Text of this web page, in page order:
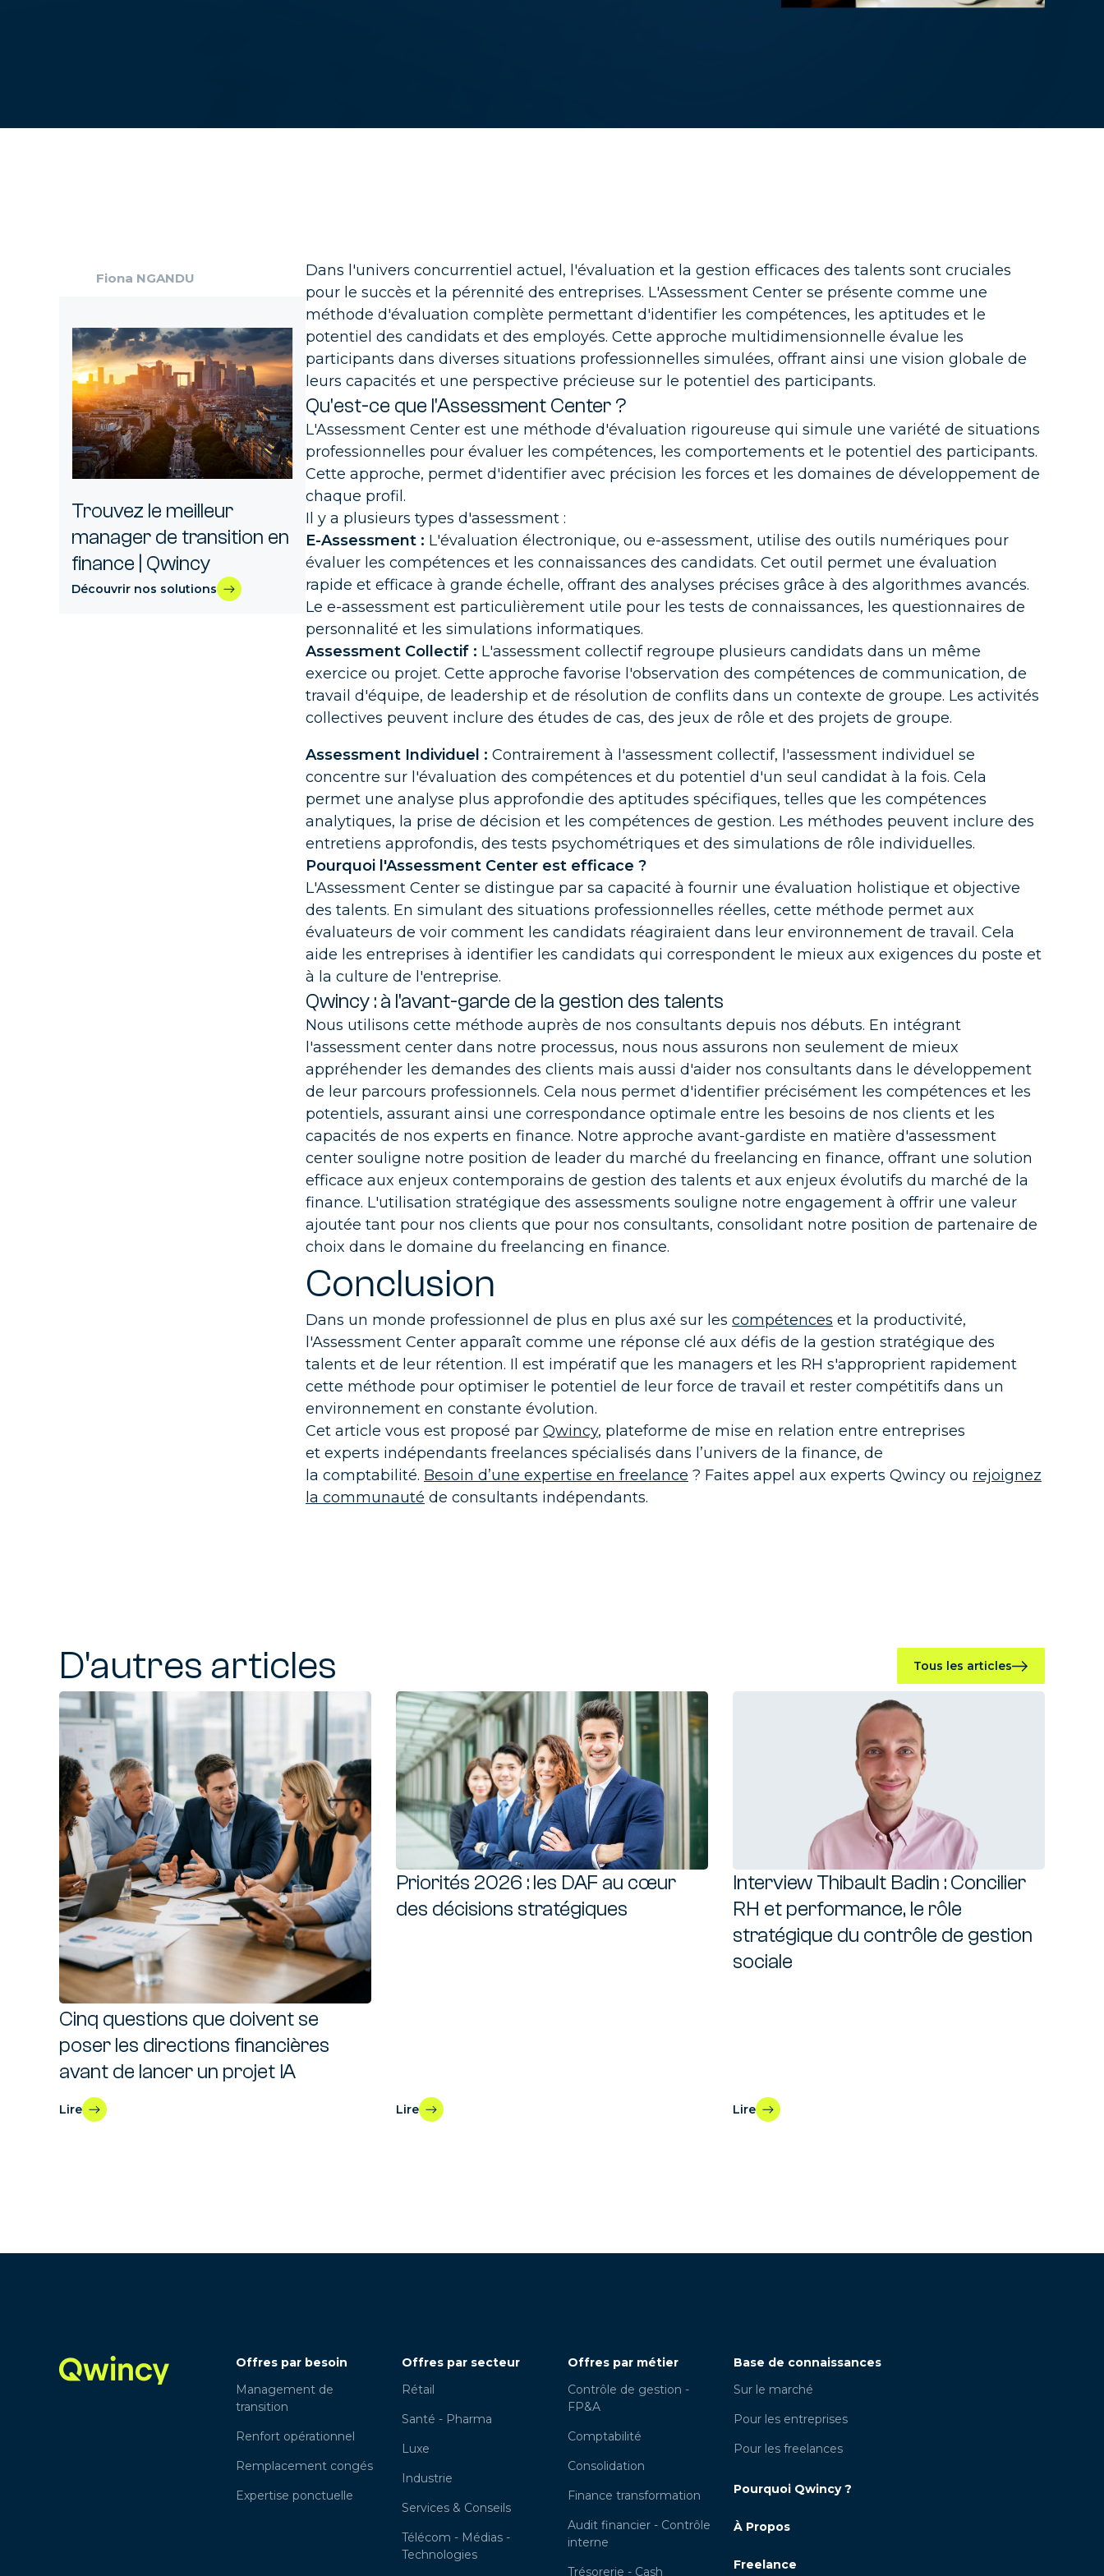
Points de vente, GMS, Gestion des stocks, trouver un consultant
Luxe
Trouvez des consultants en finance issus de votre secteur afin de
bénéficier de leur expertise
Industrie
Trouvez des consultants en finance ayant évolué dans le secteur de
l'industrie
Par métier
Contrôle de gestion - FP&A
De la planification à l'analyse en passant par leur expertise en BI, nos
consultants sont à votre disposition
Comptabilité
Professionnels clés de la direction financières, nos consultants
contribuent à la fiabilité de l'information financière
Consolidation
Trouvez votre consultant consolideur , expert en IFRS ou/et US GAAP
connaissant les principaux logiciels du marché
Transformation Finance
AMOA, PMO, Chef de projet, nos consultants sont là pour la réussite
de votre projet de transformation
Cinq questions que doivent se poser les
directions financières avant de lancer un projet IA
11 MAI CONSEILS
Fiona NGANDU
Trouvez le meilleur
manager de transition en
finance | Qwincy
Découvrir nos solutions
Dans l'univers concurrentiel actuel, l'évaluation et la gestion efficaces des talents sont cruciales
pour le succès et la pérennité des entreprises. L'Assessment Center se présente comme une
méthode d'évaluation complète permettant d'identifier les compétences, les aptitudes et le
potentiel des candidats et des employés. Cette approche multidimensionnelle évalue les
participants dans diverses situations professionnelles simulées, offrant ainsi une vision globale de
leurs capacités et une perspective précieuse sur le potentiel des participants​.
Qu'est-ce que l'Assessment Center ?
L'Assessment Center est une méthode d'évaluation rigoureuse qui simule une variété de situations
professionnelles pour évaluer les compétences, les comportements et le potentiel des participants.
Cette approche, permet d'identifier avec précision les forces et les domaines de développement de
chaque profil.
Il y a plusieurs types d'assessment :
E-Assessment : L'évaluation électronique, ou e-assessment, utilise des outils numériques pour
évaluer les compétences et les connaissances des candidats. Cet outil permet une évaluation
rapide et efficace à grande échelle, offrant des analyses précises grâce à des algorithmes avancés.
Le e-assessment est particulièrement utile pour les tests de connaissances, les questionnaires de
personnalité et les simulations informatiques.
Assessment Collectif : L'assessment collectif regroupe plusieurs candidats dans un même
exercice ou projet. Cette approche favorise l'observation des compétences de communication, de
travail d'équipe, de leadership et de résolution de conflits dans un contexte de groupe. Les activités
collectives peuvent inclure des études de cas, des jeux de rôle et des projets de groupe.
Assessment Individuel : Contrairement à l'assessment collectif, l'assessment individuel se
concentre sur l'évaluation des compétences et du potentiel d'un seul candidat à la fois. Cela
permet une analyse plus approfondie des aptitudes spécifiques, telles que les compétences
analytiques, la prise de décision et les compétences de gestion. Les méthodes peuvent inclure des
entretiens approfondis, des tests psychométriques et des simulations de rôle individuelles.
Pourquoi l'Assessment Center est efficace ?
L'Assessment Center se distingue par sa capacité à fournir une évaluation holistique et objective
des talents. En simulant des situations professionnelles réelles, cette méthode permet aux
évaluateurs de voir comment les candidats réagiraient dans leur environnement de travail. Cela
aide les entreprises à identifier les candidats qui correspondent le mieux aux exigences du poste et
à la culture de l'entreprise.
Qwincy : à l'avant-garde de la gestion des talents
Nous utilisons cette méthode auprès de nos consultants depuis nos débuts. En intégrant
l'assessment center dans notre processus, nous nous assurons non seulement de mieux
appréhender les demandes des clients mais aussi d'aider nos consultants dans le développement
de leur parcours professionnels. Cela nous permet d'identifier précisément les compétences et les
potentiels, assurant ainsi une correspondance optimale entre les besoins de nos clients et les
capacités de nos experts en finance. Notre approche avant-gardiste en matière d'assessment
center souligne notre position de leader du marché du freelancing en finance, offrant une solution
efficace aux enjeux contemporains de gestion des talents et aux enjeux évolutifs du marché de la
finance. L'utilisation stratégique des assessments souligne notre engagement à offrir une valeur
ajoutée tant pour nos clients que pour nos consultants, consolidant notre position de partenaire de
choix dans le domaine du freelancing en finance.
Conclusion
Dans un monde professionnel de plus en plus axé sur les compétences et la productivité,
l'Assessment Center apparaît comme une réponse clé aux défis de la gestion stratégique des
talents et de leur rétention. Il est impératif que les managers et les RH s'approprient rapidement
cette méthode pour optimiser le potentiel de leur force de travail et rester compétitifs dans un
environnement en constante évolution.
Cet article vous est proposé par Qwincy, plateforme de mise en relation entre entreprises
et experts indépendants freelances spécialisés dans l’univers de la finance, de
la comptabilité. Besoin d’une expertise en freelance ? Faites appel aux experts Qwincy ou rejoignez
la communauté de consultants indépendants.
D'autres articles Tous les articles
Cinq questions que doivent se
poser les directions financières
avant de lancer un projet IA
Lire
Priorités 2026 : les DAF au cœur
des décisions stratégiques
Lire
Interview Thibault Badin : Concilier
RH et performance, le rôle
stratégique du contrôle de gestion
sociale
Lire
Offres par besoin
Management de
transition
Renfort opérationnel
Remplacement congés
Expertise ponctuelle
Offres par secteur
Rétail
Santé - Pharma
Luxe
Industrie
Services & Conseils
Télécom - Médias -
Technologies
Offres par métier
Contrôle de gestion -
FP&A
Comptabilité
Consolidation
Finance transformation
Audit financier - Contrôle
interne
Trésorerie - Cash
Base de connaissances
Sur le marché
Pour les entreprises
Pour les freelances
Pourquoi Qwincy ?
À Propos
Freelance